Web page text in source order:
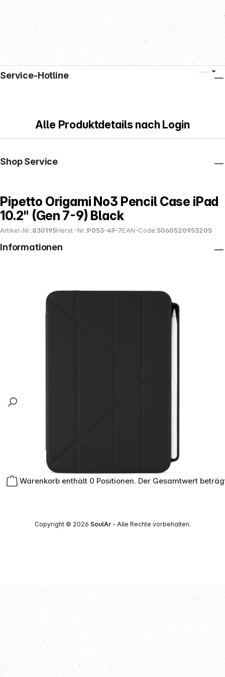
Warenkorb enthält 0 Positionen. Der Gesamtwert
Alle Produktdetails nach Login
Pipetto Origami No3 Pencil Case iPad
10.2" (Gen 7-9) Black
Artikel-Nr.:830195Herst.-Nr.:P053-49-7EAN-Code:5060520953205
Service-Hotline
Shop Service
Informationen
Copyright © 2026 SoulAr- Alle Rechte vorbehalten.